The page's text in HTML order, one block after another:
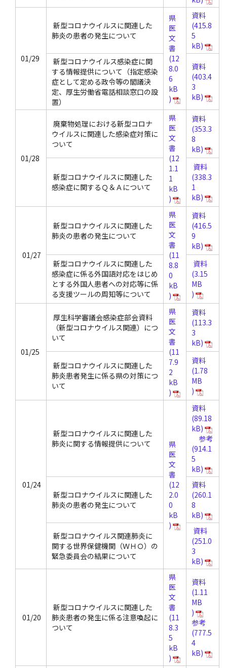
01/29
新型コロナウイルスに関連した
肺炎の患者の発生について
県
医
文
書
資料
新型コロナウイルス感染症に関
する情報提供について（指定感染
症として定める政令等の閣議決
定、厚生労働省電話相談窓口の設
置）
資料
01/28
廃棄物処理における新型コロナ
ウイルスに関連した感染症対策に
ついて
県
医
文
書
資料
新型コロナウイルスに関連した
感染症に関するＱ＆Ａについて
資料
01/27
新型コロナウイルスに関連した
肺炎の患者の発生について
県
医
文
書
資料
新型コロナウイルスに関連した
感染症に係る外国語対応をはじめ
とする外国人患者への対応等に係
る支援ツールの周知等について
資料
01/25
厚生科学審議会感染症部会資料
（新型コロナウイルス関連）につ
いて
県
医
文
書
資料
新型コロナウイルスに関連した
肺炎患者発生に係る県の対策につ
いて
資料
01/24
新型コロナウイルスに関連した
肺炎に関する情報提供について
県
医
文
書
資料
参考
新型コロナウイルスに関連した
肺炎の患者の発生について
資料
新型コロナウイルス関連肺炎に
関する世界保健機関（ＷＨＯ）の
緊急委員会の結果について
資料
01/20
新型コロナウイルスに関連した
肺炎患者の発生に係る注意喚起に
ついて
県
医
文
書
資料
参考